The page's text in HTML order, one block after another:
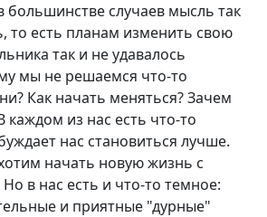
большинстве случаев мысль так
то есть планам изменить свою
так и не удавалось
мы не решаемся что-то
Как начать меняться? Зачем
каждом из нас есть что-то
нас становиться лучше.
начать новую жизнь с
в нас есть и что-то темное:
и приятные "дурные"
Анна Богатская, Михаил
Севастьянов
#13
Анна Богатская, Анна
Ронжина, Алексей Ронжин
Юлия Уткина, Николай
Кунцевич,
священнослужитель и
Елена Варнавская